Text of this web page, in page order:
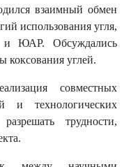
взаимный обмен
использования угля,
и ЮАР. Обсуждались
коксования углей.
совместных
и технологических
трудности,